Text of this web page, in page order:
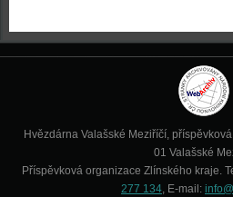
Hvězdárna Valašské Meziříčí,
01 Valašské
Příspěvková organizace Zlínského kraje.
277 134, E-mail: